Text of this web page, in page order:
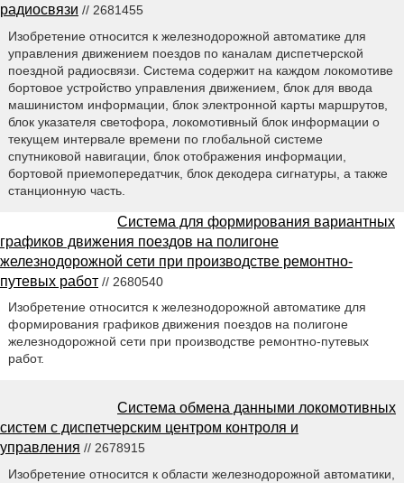
радиосвязи // 2681455
Изобретение относится к железнодорожной автоматике для
управления движением поездов по каналам диспетчерской
поездной радиосвязи. Система содержит на каждом локомотиве
бортовое устройство управления движением, блок для ввода
машинистом информации, блок электронной карты маршрутов,
блок указателя светофора, локомотивный блок информации о
текущем интервале времени по глобальной системе
спутниковой навигации, блок отображения информации,
бортовой приемопередатчик, блок декодера сигнатуры, а также
станционную часть.
Система для формирования вариантных
графиков движения поездов на полигоне
железнодорожной сети при производстве ремонтно-
путевых работ // 2680540
Изобретение относится к железнодорожной автоматике для
формирования графиков движения поездов на полигоне
железнодорожной сети при производстве ремонтно-путевых
работ.
Система обмена данными локомотивных
систем с диспетчерским центром контроля и
управления // 2678915
Изобретение относится к области железнодорожной автоматики,